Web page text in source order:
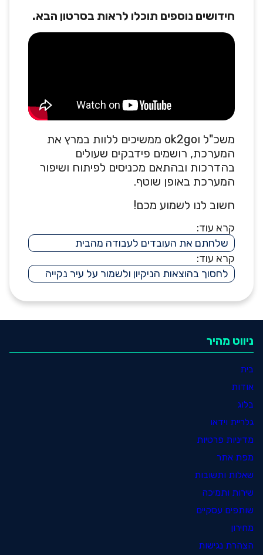
חידושים נוספים תוכלו לראות בסרטון הבא.
משכ"ל וok2go ממשיכים ללוות במרץ את
המערכת, רושמים פידבקים שעולים
בהדרכות ובהתאם מכניסים לפיתוח ושיפור
המערכת באופן שוטף.
חשוב לנו לשמוע מכם!
קרא עוד:
שלחתם את העובדים לעבודה מהבית
קרא עוד:
לחסוך בהוצאות הניקיון ולשמור על עיר נקייה
ניווט מהיר
בית
אודות
בלוג
גלריית וידאו
מדיניות פרטיות
מפת אתר
שאלות ותשובות
שירות ותמיכה
שותפים עסקיים
מחירון
הצהרת נגישות